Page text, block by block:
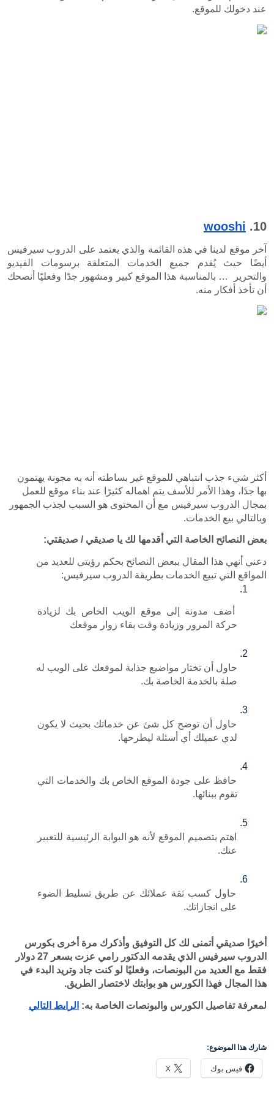
آخر موقع لدينا في هذه القائمة والذي يعتمد على الدروب سيرفيس
أيضًا حيث يُقدم جميع الخدمات المتعلقة برسومات الفيديو
والتحرير  … بالمناسبة هذا الموقع كبير ومشهور جدًا وفعليًا أنصحك
أكثر شيء جذب انتباهي للموقع غير بساطته أنه به مجونة يهتمون
بها جدًا، وهذا الأمر للأسف يتم اهماله كثيرًا عند بناء موقع للعمل
أقدمها لك يا صديقي / صديقتي:
دعني أنهي هذا المقال ببعض النصائح بحكم رؤيتي للعديد من
بطريقة الدروب سيرفيس:
وقت بقاء زوار موقعك
حاول أن تختار مواضيع جذابة لموقعك على الويب له
حاول أن توضح كل شئ عن خدماتك بحيث لا يكون
ليطرحها.
اهتم بتصميم الموقع لأنه هو البوابة الرئيسية للتعبير
أخيرًا صديقي أتمنى لك كل التوفيق وأذكرك مرة أخرى بكورس
فقط مع العديد من البونصات، وفعليًا لو كنت جاد وتريد البدء في
بوابتك لاختصار الطريق.
الخاصة به: الرابط التالي